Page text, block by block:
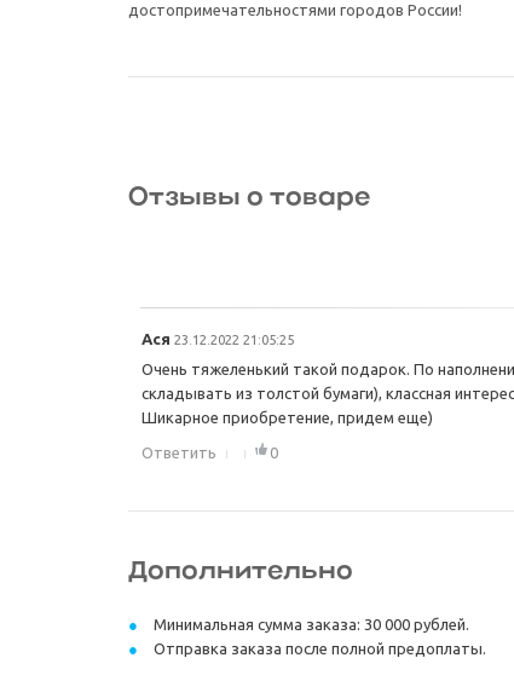
достопримечательностями городов России!
Отзывы о товаре
Ася 23.12.2022 21:05:25
Очень тяжеленький такой подарок. По
складывать из толстой бумаги), классная
Шикарное приобретение, придем еще)
Ответить 0
Дополнительно
Минимальная сумма заказа: 30 000 рублей.
Отправка заказа после полной предоплаты.